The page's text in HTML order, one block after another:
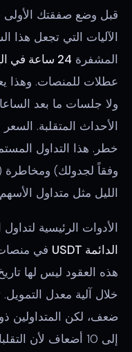
قبل وضع صفقتك الأولى
الآليات التي تجعل هذا
المشفرة 24 ساعة في اليوم، 7 أيام في الأسبوع
عطلات للمنصات. وهذا
ولا جلسات ما بعد
الأحداث المتقلبة.
خطر. هذا التداول
وفقاً لجدولك) ومخاطرة
الليل مثل متداول
الأدوات الرئيسية
الدائمة USDT
هذه العقود ليس لها
إلى 10 أضعاف لأن